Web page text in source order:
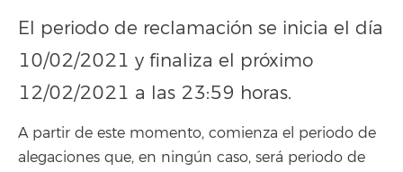
El periodo de reclamación se inicia el día
10/02/2021 y finaliza el próximo
12/02/2021 a las 23:59 horas.
A partir de este momento, comienza el periodo de
alegaciones que, en ningún caso, será periodo de